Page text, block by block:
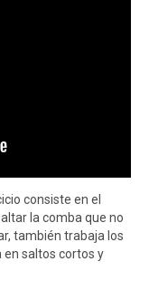
consiste en el
la comba que no
también trabaja los
saltos cortos y